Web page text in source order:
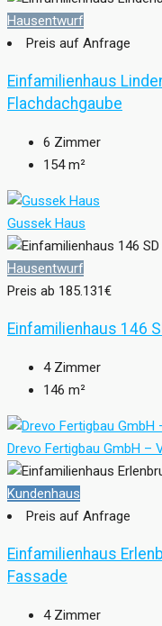
Hausentwurf
Preis auf Anfrage
Einfamilienhaus
Flachdachgaube
6 Zimmer
154 m²
Gussek Haus
Hausentwurf
Preis ab 185.131€
Einfamilienhaus 146
4 Zimmer
146 m²
Drevo Fertigbau GmbH –
Kundenhaus
Preis auf Anfrage
Einfamilienhaus
Fassade
4 Zimmer